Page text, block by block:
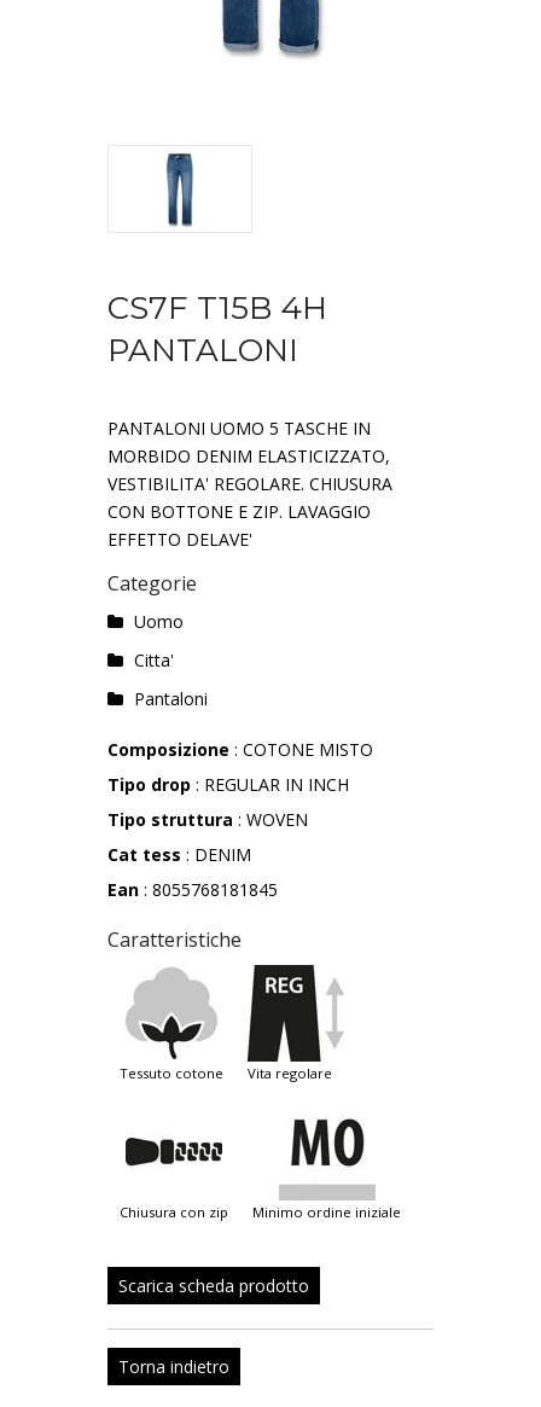
CS7F T15B 4H
PANTALONI
PANTALONI UOMO 5 TASCHE IN
MORBIDO DENIM ELASTICIZZATO,
VESTIBILITA' REGOLARE. CHIUSURA
CON BOTTONE E ZIP. LAVAGGIO
EFFETTO DELAVE'
Categorie
Uomo
Citta'
Pantaloni
Composizione : COTONE MISTO
Tipo drop : REGULAR IN INCH
Tipo struttura : WOVEN
Cat tess : DENIM
Ean : 8055768181845
Caratteristiche
tessuto cotone vita regolare
chiusura con zip minimo ordine iniziale
Scarica scheda prodotto
Torna indietro